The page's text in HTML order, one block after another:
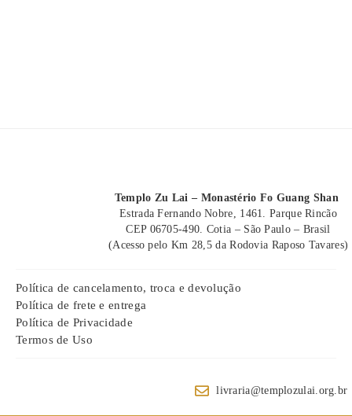
Templo Zu Lai – Monastério Fo Guang Shan
Estrada Fernando Nobre, 1461. Parque Rincão
CEP 06705-490. Cotia – São Paulo – Brasil
(Acesso pelo Km 28,5 da Rodovia Raposo Tavares)
Política de cancelamento, troca e devolução
Política de frete e entrega
Política de Privacidade
Termos de Uso
livraria@templozulai.org.br